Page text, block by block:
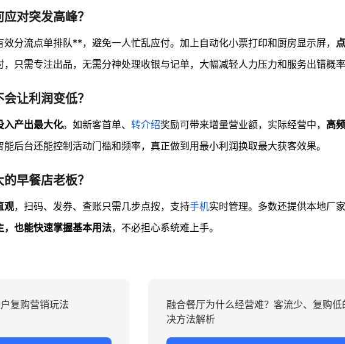
对突发高峰？
效分流点单排队**，避免一人忙乱应付。加上自动化小票打印和厨房显示屏，
只需专注出品，无需分神处理收银与记单，大幅减轻人力压力和服务出错概率
让利润变低？
入产出最大化。如新客首单、 转介绍奖励可带来增量营业额，实际经营中， 高
能后台还能控制活动门槛和频率，真正做到用最小利润换取最大获客效果。
早餐店老板？
观，扫码、发券、查账只需几步点按，支持手机实时管理。多数还提供本地厂
，也能快速掌握基本用法，不必担心系统难上手。
复购营销玩法
融合餐厅为什么经营难？客流少、复购低
决方法解析